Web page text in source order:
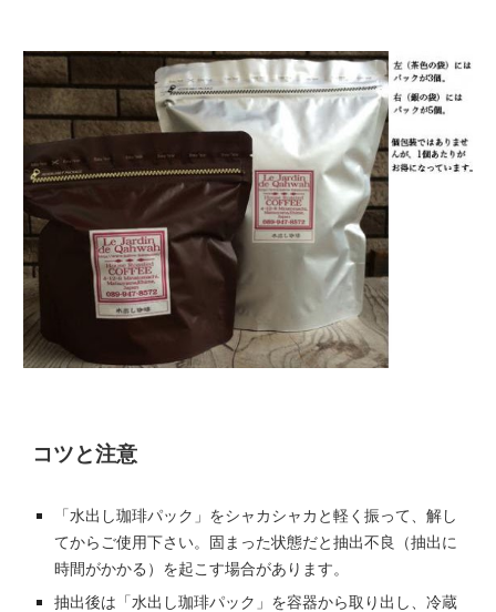
コツと注意
「水出し珈琲パック」をシャカシャカと軽く振って、解し
てからご使用下さい。固まった状態だと抽出不良（抽出に
時間がかかる）を起こす場合があります。
抽出後は「水出し珈琲パック」を容器から取り出し、冷蔵